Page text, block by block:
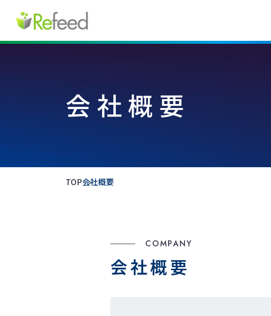
会社概要
TOP会社概要
COMPANY
会社概要